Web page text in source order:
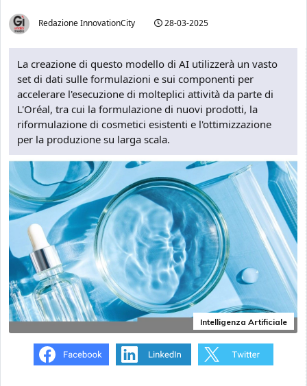
Redazione InnovationCity 28-03-2025
La creazione di questo modello di AI utilizzerà un vasto
set di dati sulle formulazioni e sui componenti per
accelerare l'esecuzione di molteplici attività da parte di
L'Oréal, tra cui la formulazione di nuovi prodotti, la
riformulazione di cosmetici esistenti e l'ottimizzazione
per la produzione su larga scala.
Intelligenza Artificiale